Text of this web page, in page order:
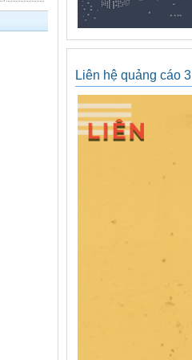
Liên hệ quảng cáo 3